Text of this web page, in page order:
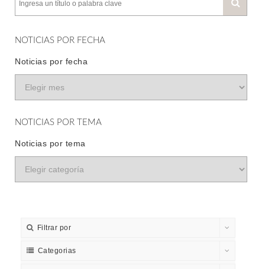
NOTICIAS POR FECHA
Noticias por fecha
NOTICIAS POR TEMA
Noticias por tema
Filtrar por
Categorias